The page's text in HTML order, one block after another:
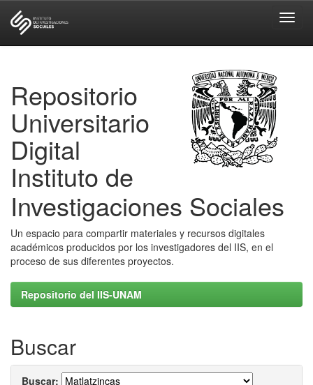
Repositorio
Universitario
Digital
Instituto de
Investigaciones Sociales
Un espacio para compartir materiales y recursos digitales
académicos producidos por los investigadores del IIS, en el
proceso de sus diferentes proyectos.
Repositorio del IIS-UNAM
Buscar
Buscar: